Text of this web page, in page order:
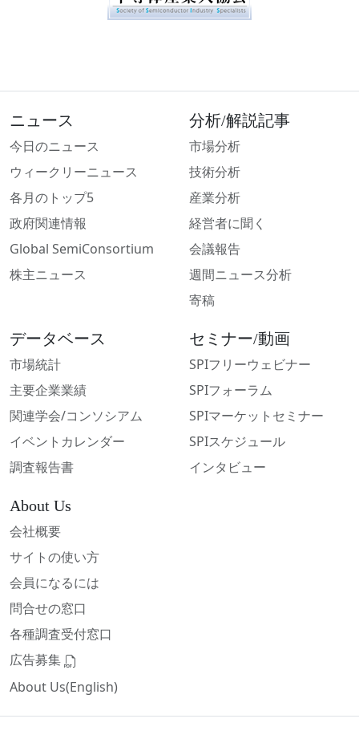
ニュース
今日のニュース
ウィークリーニュース
各月のトップ5
政府関連情報
Global SemiConsortium
株主ニュース
分析/解説記事
市場分析
技術分析
産業分析
経営者に聞く
会議報告
週間ニュース分析
寄稿
データベース
市場統計
主要企業業績
関連学会/コンソシアム
イベントカレンダー
調査報告書
セミナー/動画
SPIフリーウェビナー
SPIフォーラム
SPIマーケットセミナー
SPIスケジュール
インタビュー
About Us
会社概要
サイトの使い方
会員になるには
問合せの窓口
各種調査受付窓口
広告募集
About Us(English)